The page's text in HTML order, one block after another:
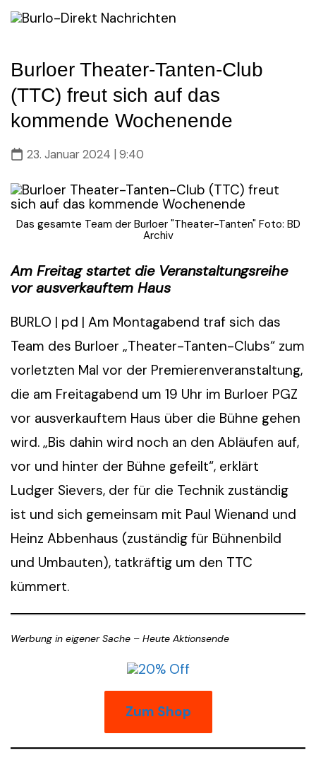
to
Burloer Theater-Tanten-Club
(TTC) freut sich auf das
kommende Wochenende
23. Januar 2024 | 9:40
Das gesamte Team der Burloer "Theater-Tanten" Foto: BD
Archiv
Am Freitag startet die Veranstaltungsreihe
vor ausverkauftem Haus
BURLO | pd | Am Montagabend traf sich das
Team des Burloer „Theater-Tanten-Clubs“ zum
vorletzten Mal vor der Premierenveranstaltung,
die am Freitagabend um 19 Uhr im Burloer PGZ
vor ausverkauftem Haus über die Bühne gehen
wird. „Bis dahin wird noch an den Abläufen auf,
vor und hinter der Bühne gefeilt“, erklärt
Ludger Sievers, der für die Technik zuständig
ist und sich gemeinsam mit Paul Wienand und
Heinz Abbenhaus (zuständig für Bühnenbild
und Umbauten), tatkräftig um den TTC
kümmert.
Werbung in eigener Sache – Heute Aktionsende
Zum Shop